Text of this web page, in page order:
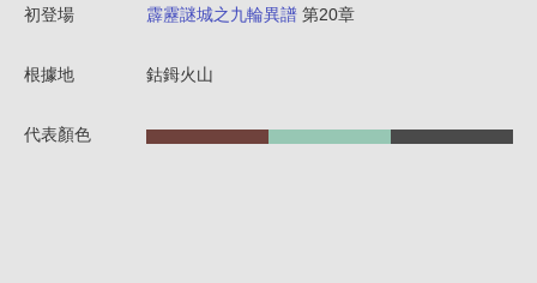
初登場 霹靂謎城之九輪異譜 第20章
根據地 鈷鉧火山
代表顏色